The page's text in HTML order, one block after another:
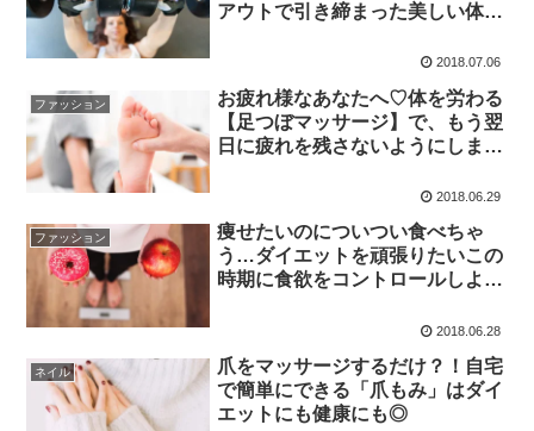
アウトで引き締まった美しい体に
2018.07.06
ファッション
お疲れ様なあなたへ♡体を労わる
【足つぼマッサージ】で、もう翌
日に疲れを残さないようにしまし
2018.06.29
ファッション
痩せたいのについつい食べちゃ
う…ダイエットを頑張りたいこの
時期に食欲をコントロールしよ
2018.06.28
ネイル
爪をマッサージするだけ？！自宅
で簡単にできる「爪もみ」はダイ
エットにも健康にも◎